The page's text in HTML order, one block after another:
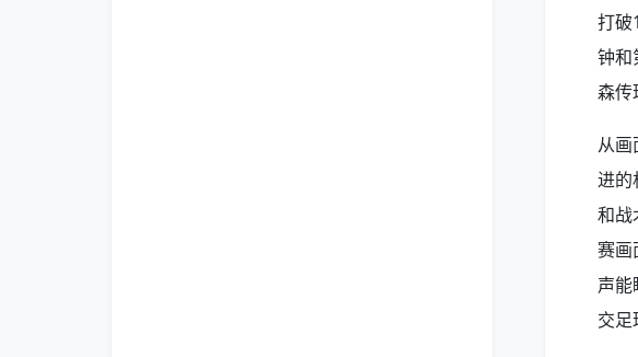
打破
钟和
森传
从
进的
和战
赛画
声
交足